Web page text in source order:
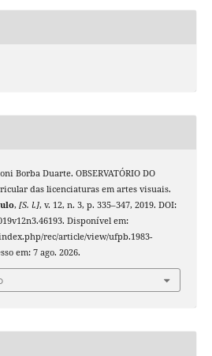
Borba Duarte. OBSERVATÓRIO DO
das licenciaturas em artes visuais.
, [S. l.], v. 12, n. 3, p. 335–347, 2019. DOI:
Disponível em:
rec/article/view/ufpb.1983-
em: 7 ago. 2026.